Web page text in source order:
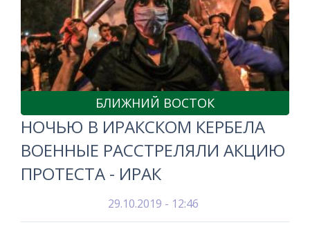
БЛИЖНИЙ ВОСТОК
НОЧЬЮ В ИРАКСКОМ КЕРБЕЛА
ВОЕННЫЕ РАССТРЕЛЯЛИ АКЦИЮ
ПРОТЕСТА - ИРАК
29.10.2019 - 12:46